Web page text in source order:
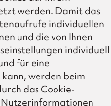
werden. Damit das
individuellen
und die von Ihnen
individuell
für eine
werden beim
das Cookie-